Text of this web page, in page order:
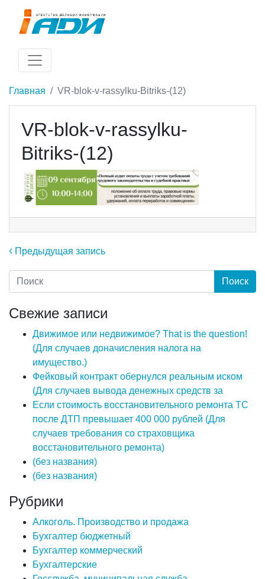
Главная VR-blok-v-rassylku-Bitriks-(12)
VR-blok-v-rassylku-
Bitriks-(12)
Навигация по записям
Предыдущая запись
Свежие записи
Движимое или недвижимое? That is the question!
(Для случаев доначисления налога на
имущество.)
Фейковый контракт обернулся реальным иском
(Для случаев вывода денежных средств за
Если стоимость восстановительного ремонта ТС
после ДТП превышает 400 000 рублей (Для
случаев требования со страховщика
восстановительного ремонта)
(без названия)
(без названия)
Рубрики
Алкоголь. Производство и продажа
Бухгалтер бюджетный
Бухгалтер коммерческий
Бухгалтерские